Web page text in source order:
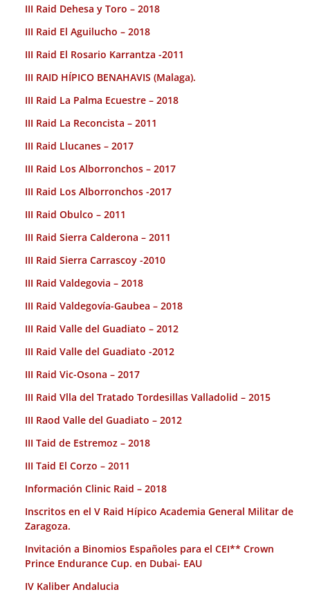
III Raid Dehesa y Toro – 2018
III Raid El Aguilucho – 2018
III Raid El Rosario Karrantza -2011
III RAID HÍPICO BENAHAVIS (Malaga).
III Raid La Palma Ecuestre – 2018
III Raid La Reconcista – 2011
III Raid Llucanes – 2017
III Raid Los Alborronchos – 2017
III Raid Los Alborronchos -2017
III Raid Obulco – 2011
III Raid Sierra Calderona – 2011
III Raid Sierra Carrascoy -2010
III Raid Valdegovia – 2018
III Raid Valdegovía-Gaubea – 2018
III Raid Valle del Guadiato – 2012
III Raid Valle del Guadiato -2012
III Raid Vic-Osona – 2017
III Raid Vlla del Tratado Tordesillas Valladolid – 2015
III Raod Valle del Guadiato – 2012
III Taid de Estremoz – 2018
III Taid El Corzo – 2011
Información Clinic Raid – 2018
Inscritos en el V Raid Hípico Academia General Militar de
Zaragoza.
Invitación a Binomios Españoles para el CEI** Crown
Prince Endurance Cup. en Dubai- EAU
IV Kaliber Andalucia